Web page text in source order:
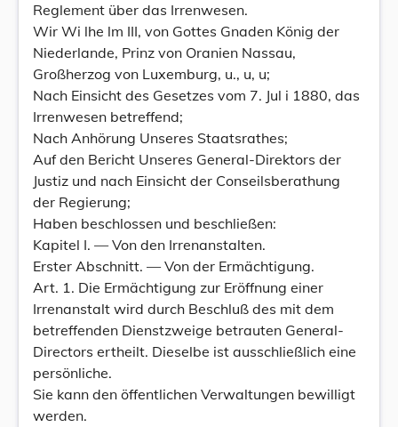
Reglement über das Irrenwesen.
Wir Wi lhe lm III, von Gottes Gnaden König der
Niederlande, Prinz von Oranien Nassau,
Großherzog von Luxemburg, u., u, u;
Nach Einsicht des Gesetzes vom 7. Jul i 1880, das
Irrenwesen betreffend;
Nach Anhörung Unseres Staatsrathes;
Auf den Bericht Unseres General-Direktors der
Justiz und nach Einsicht der Conseilsberathung
der Regierung;
Haben beschlossen und beschließen:
Kapitel I. — Von den Irrenanstalten.
Erster Abschnitt. — Von der Ermächtigung.
Art. 1. Die Ermächtigung zur Eröffnung einer
Irrenanstalt wird durch Beschluß des mit dem
betreffenden Dienstzweige betrauten General-
Directors ertheilt. Dieselbe ist ausschließlich eine
persönliche.
Sie kann den öffentlichen Verwaltungen bewilligt
werden.